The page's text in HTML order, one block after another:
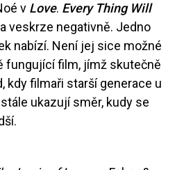
v Love. Every Thing Will
veskrze negativně. Jedno
nabízí. Není jej sice možné
fungující film, jímž skutečně
kdy filmaři starší generace u
ukazují směr, kudy se